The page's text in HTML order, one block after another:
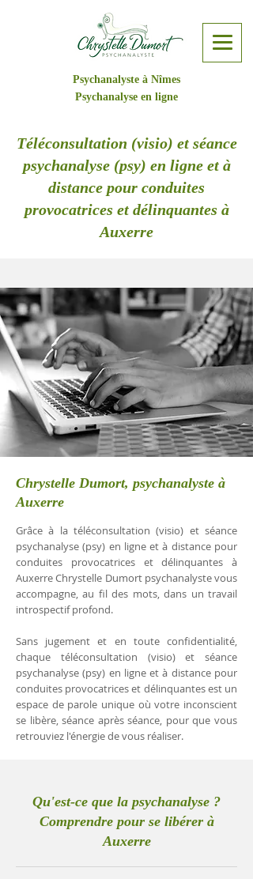
Psychanalyste à Nîmes
Psychanalyse en ligne
Téléconsultation (visio) et séance
psychanalyse (psy) en ligne et à
distance pour conduites
provocatrices et délinquantes à
Auxerre
Chrystelle Dumort, psychanalyste à
Auxerre
Grâce à la téléconsultation (visio) et séance
psychanalyse (psy) en ligne et à distance pour
conduites provocatrices et délinquantes à
Auxerre Chrystelle Dumort psychanalyste vous
accompagne, au fil des mots, dans un travail
introspectif profond.
Sans jugement et en toute confidentialité,
chaque téléconsultation (visio) et séance
psychanalyse (psy) en ligne et à distance pour
conduites provocatrices et délinquantes est un
espace de parole unique où votre inconscient
se libère, séance après séance, pour que vous
retrouviez l'énergie de vous réaliser.
Qu'est-ce que la psychanalyse ?
Comprendre pour se libérer à
Auxerre